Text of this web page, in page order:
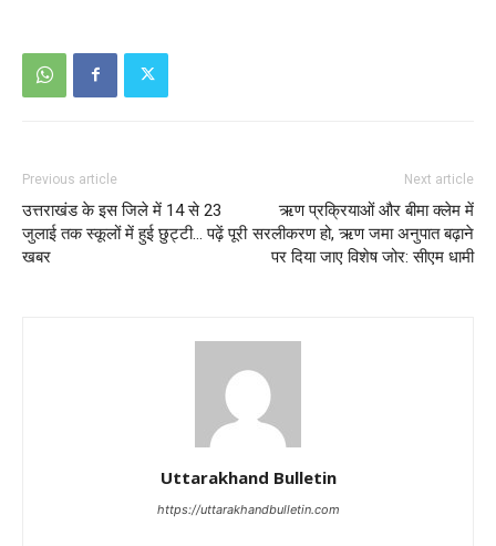
Previous article
उत्तराखंड के इस जिले में 14 से 23
जुलाई तक स्कूलों में हुई छुट्टी… पढ़ें पूरी
खबर
Next article
ऋण प्रक्रियाओं और बीमा क्लेम में
सरलीकरण हो, ऋण जमा अनुपात बढ़ाने
पर दिया जाए विशेष जोर: सीएम धामी
Uttarakhand Bulletin
https://uttarakhandbulletin.com